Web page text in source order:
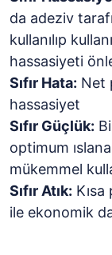
da adeziv
kullanılıp
hassasiyeti
Sıfır Hata: Net
hassasiyet
Sıfır Güçlük:
optimum
mükemmel
Sıfır Atık:
ile ekonomik